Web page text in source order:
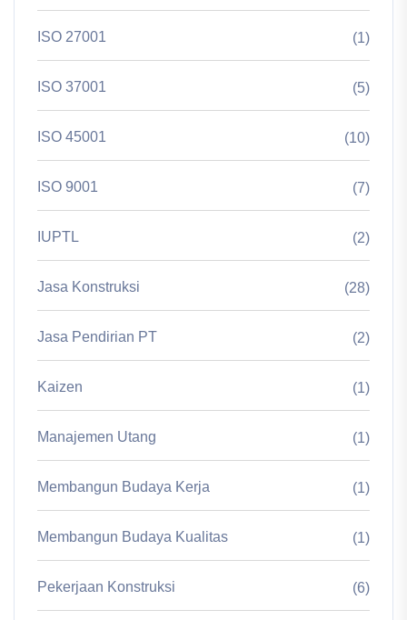
ISO 27001 (1)
ISO 37001 (5)
ISO 45001 (10)
ISO 9001 (7)
IUPTL (2)
Jasa Konstruksi (28)
Jasa Pendirian PT (2)
Kaizen (1)
Manajemen Utang (1)
Membangun Budaya Kerja (1)
Membangun Budaya Kualitas (1)
Pekerjaan Konstruksi (6)